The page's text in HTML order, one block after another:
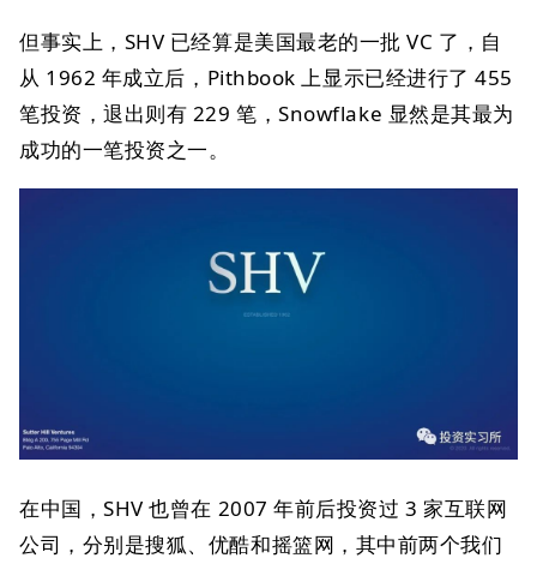
但事实上，SHV 已经算是美国最老的一批 VC 了，自
从 1962 年成立后，Pithbook 上显示已经进行了 455
笔投资，退出则有 229 笔，Snowflake 显然是其最为
成功的一笔投资之一。
在中国，SHV 也曾在 2007 年前后投资过 3 家互联网
公司，分别是搜狐、优酷和摇篮网，其中前两个我们